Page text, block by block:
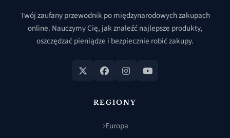
Twój zaufany przewodnik po międzynarodowych zakupach
online. Nauczymy Cię, jak znaleźć najlepsze produkty,
oszczędzać pieniądze i bezpiecznie robić zakupy.
REGIONY
Europa